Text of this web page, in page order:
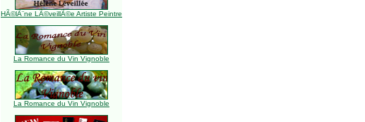
HÃ©lÃ¨ne LÃ©veillÃ©e Artiste Peintre
La Romance du Vin Vignoble
La Romance du Vin Vignoble